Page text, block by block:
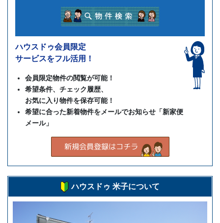
ハウスドゥ会員限定
サービスをフル活用！
会員限定物件の閲覧が可能！
希望条件、チェック履歴、
お気に入り物件を保存可能！
希望に合った新着物件をメールでお知らせ「新家便
メール」
ハウスドゥ 米子について